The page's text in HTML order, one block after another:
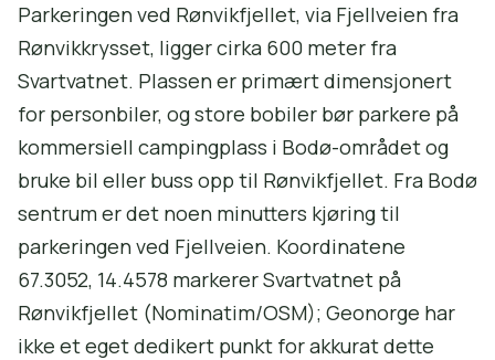
Parkeringen ved Rønvikfjellet, via Fjellveien fra
Rønvikkrysset, ligger cirka 600 meter fra
Svartvatnet. Plassen er primært dimensjonert
for personbiler, og store bobiler bør parkere på
kommersiell campingplass i Bodø-området og
bruke bil eller buss opp til Rønvikfjellet. Fra Bodø
sentrum er det noen minutters kjøring til
parkeringen ved Fjellveien. Koordinatene
67.3052, 14.4578 markerer Svartvatnet på
Rønvikfjellet (Nominatim/OSM); Geonorge har
ikke et eget dedikert punkt for akkurat dette